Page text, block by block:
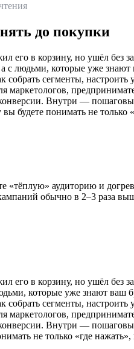
до покупки
его в корзину, но ушёл без
с людьми, которые уже
собрать сегменты, настроить
маркетологов,
конверсии. Внутри —
будете понимать не только
«тёплую» аудиторию и
обычно в 2–3 раза
его в корзину, но ушёл без
которые уже знают ваш
собрать сегменты, настроить
маркетологов,
конверсии. Внутри —
не только «где нажать»,